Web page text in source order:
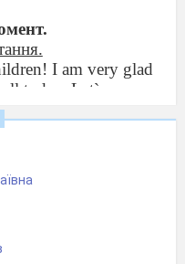
I am very glad
today. Let`s say
morning
morning
you.
Ok, so-so)
good mood.